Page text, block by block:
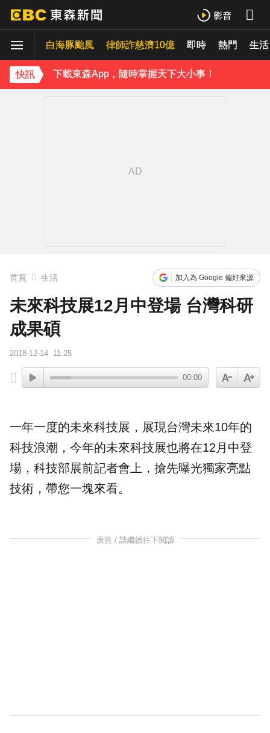
白海豚颱風 律師詐慈濟10億 即時 熱門 生活
快訊
百萬網紅失蹤3年遇害！遭閨密設局赴菲「綁架撕票」千萬贖金救不回
下載東森App，隨時掌握天下大小事！
首頁 生活 加入為 Google 偏好來源
未來科技展12月中登場 台灣科研
成果碩
2018-12-14 11:25
00:00
一年一度的未來科技展，展現台灣未來10年的
科技浪潮，今年的未來科技展也將在12月中登
場， 科技部展前記者會上，搶先曝光獨家亮點
技術，帶您一塊來看。
廣告 / 請繼續往下閱讀